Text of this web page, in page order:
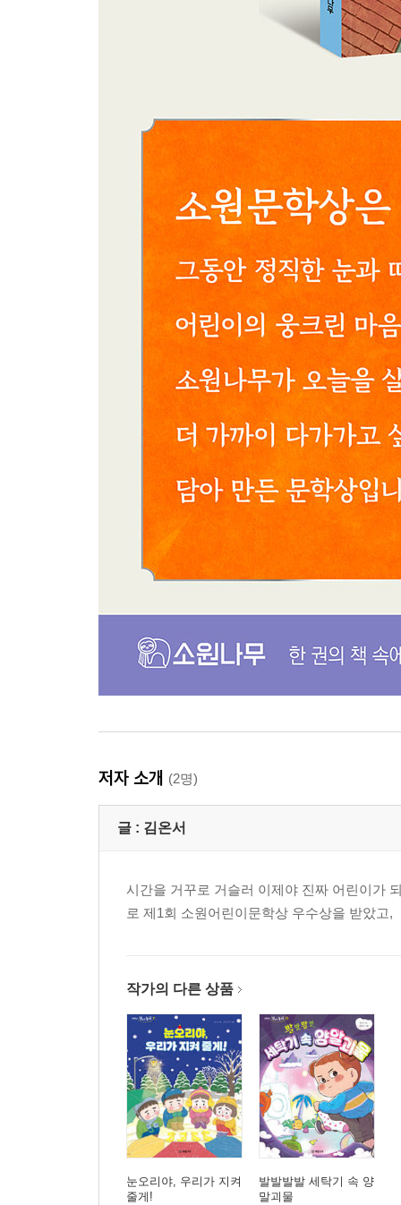
저자 소개 (2명)
글 : 김온서
시간을 거꾸로 거슬러 이제야 진짜 어린이가
로 제1회 소원어린이문학상 우수상을 받았고
작가의 다른 상품
눈오리야, 우리가 지켜
줄게!
발발발발 세탁기 속 양
말괴물